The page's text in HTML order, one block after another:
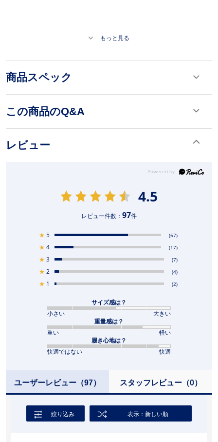
もっと見る
商品スペック
この商品のQ&A
レビュー
4.5
レビュー件数： 97件
★ 5 (67)
★ 4 (17)
★ 3 (7)
★ 2 (4)
★ 1 (2)
サイズ感は？
小さい
大きい
重量感は？
重い
軽い
履き心地は？
快適ではない
快適
ユーザーレビュー（97） スタッフレビュー（0）
絞り込み 表示：新しい順